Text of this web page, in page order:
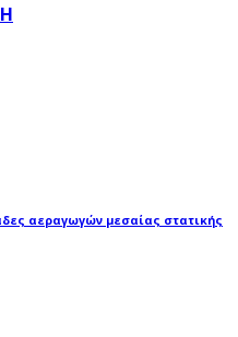
αεραγωγών μεσαίας στατικής